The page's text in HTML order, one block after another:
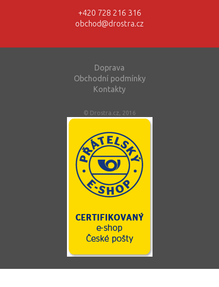
+420 728 216 316
obchod@drostra.cz
Doprava
Obchodní podmínky
Kontakty
© Drostra.cz, 2016